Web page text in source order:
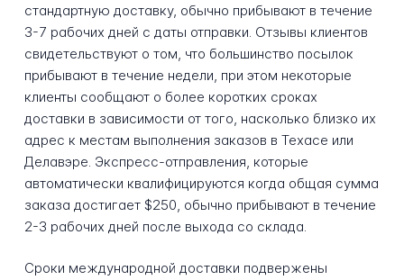
стандартную доставку, обычно прибывают в течение
3-7 рабочих дней с даты отправки. Отзывы клиентов
свидетельствуют о том, что большинство посылок
прибывают в течение недели, при этом некоторые
клиенты сообщают о более коротких сроках
доставки в зависимости от того, насколько близко их
адрес к местам выполнения заказов в Техасе или
Делавэре. Экспресс-отправления, которые
автоматически квалифицируются когда общая сумма
заказа достигает $250, обычно прибывают в течение
2-3 рабочих дней после выхода со склада.
Сроки международной доставки подвержены